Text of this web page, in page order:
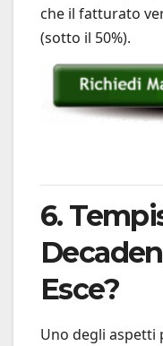
che il fatturato
(sotto il 50%).
6.
Esce?
Uno degli aspetti